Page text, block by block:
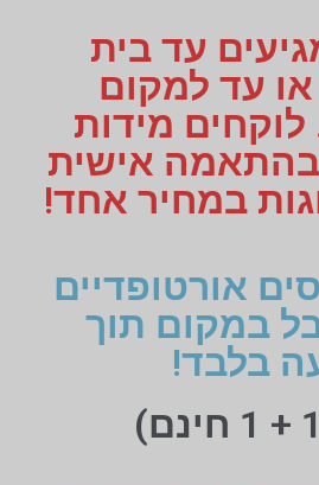
עד בית
עד למקום
מידות
אישית
אורטופדיים
במקום תוך
בלבד!